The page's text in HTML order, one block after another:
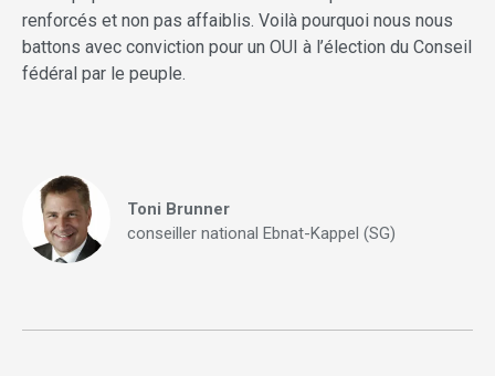
renforcés et non pas affaiblis. Voilà pourquoi nous nous
battons avec conviction pour un OUI à l’élection du Conseil
fédéral par le peuple.
Toni Brunner
conseiller national Ebnat-Kappel (SG)